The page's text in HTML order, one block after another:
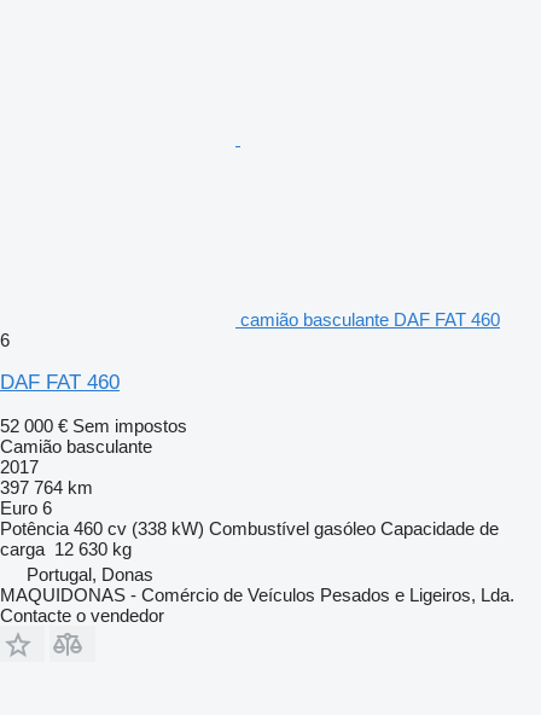
camião basculante DAF FAT 460
6
DAF FAT 460
52 000 € Sem impostos
Camião basculante
2017
397 764 km
Euro 6
Potência 460 cv (338 kW) Combustível gasóleo Capacidade de
carga 12 630 kg
Portugal, Donas
MAQUIDONAS - Comércio de Veículos Pesados e Ligeiros, Lda.
Contacte o vendedor